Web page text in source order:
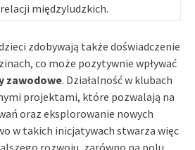
relacji międzyludzkich.
zdobywają także doświadczenie
co może pozytywnie wpływać
zawodowe. Działalność w klubach
projektami, które pozwalają na
oraz eksplorowanie nowych
w takich inicjatywach stwarza więc
rozwoju, zarówno na polu